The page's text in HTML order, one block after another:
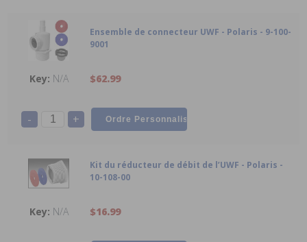
Ensemble de connecteur UWF - Polaris - 9-100-
9001
N/A $62.99
- +
Kit du réducteur de débit de l’UWF - Polaris -
10-108-00
N/A $16.99